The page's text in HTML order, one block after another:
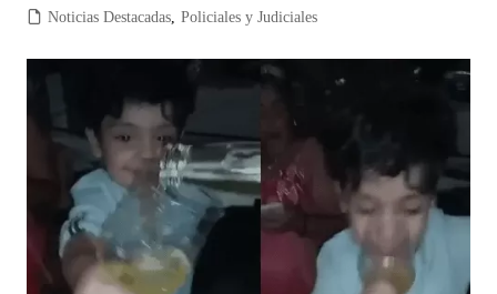
Noticias Destacadas, Policiales y Judiciales